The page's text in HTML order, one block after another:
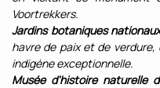
Voortrekkers.
Jardins botaniques
havre de paix et de
indigène exceptionnelle.
Musée d'histoire naturelle